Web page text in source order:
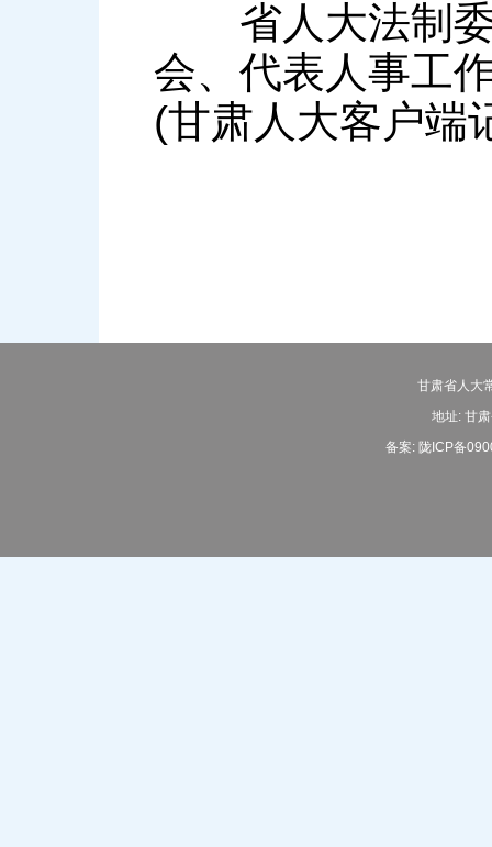
省人大法制委
会、代表人事工
(甘肃人大客户
甘肃省人大
地址: 甘
备案: 陇ICP备